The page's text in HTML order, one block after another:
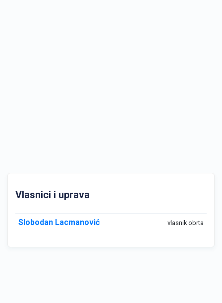
Vlasnici i uprava
Slobodan Lacmanović vlasnik obrta